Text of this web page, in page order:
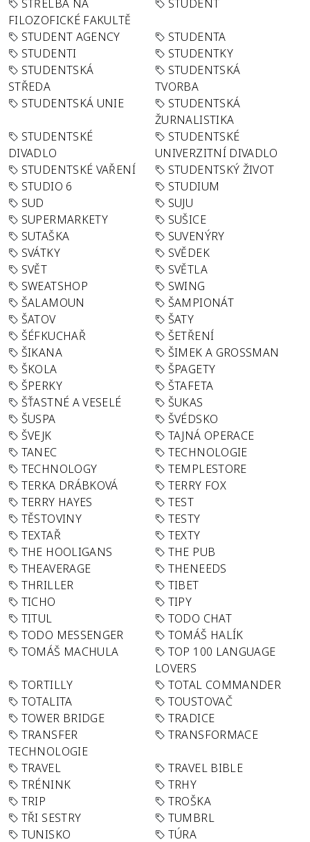
STŘELBA NA
FILOZOFICKÉ FAKULTĚ
STUDENT
STUDENT AGENCY
STUDENTA
STUDENTI
STUDENTKY
STUDENTSKÁ
STŘEDA
STUDENTSKÁ
TVORBA
STUDENTSKÁ UNIE
STUDENTSKÁ
ŽURNALISTIKA
STUDENTSKÉ
DIVADLO
STUDENTSKÉ
UNIVERZITNÍ DIVADLO
STUDENTSKÉ VAŘENÍ
STUDENTSKÝ ŽIVOT
STUDIO 6
STUDIUM
SUD
SUJU
SUPERMARKETY
SUŠICE
SUTAŠKA
SUVENÝRY
SVÁTKY
SVĚDEK
SVĚT
SVĚTLA
SWEATSHOP
SWING
ŠALAMOUN
ŠAMPIONÁT
ŠATOV
ŠATY
ŠÉFKUCHAŘ
ŠETŘENÍ
ŠIKANA
ŠIMEK A GROSSMAN
ŠKOLA
ŠPAGETY
ŠPERKY
ŠTAFETA
ŠŤASTNÉ A VESELÉ
ŠUKAS
ŠUSPA
ŠVÉDSKO
ŠVEJK
TAJNÁ OPERACE
TANEC
TECHNOLOGIE
TECHNOLOGY
TEMPLESTORE
TERKA DRÁBKOVÁ
TERRY FOX
TERRY HAYES
TEST
TĚSTOVINY
TESTY
TEXTAŘ
TEXTY
THE HOOLIGANS
THE PUB
THEAVERAGE
THENEEDS
THRILLER
TIBET
TICHO
TIPY
TITUL
TODO CHAT
TODO MESSENGER
TOMÁŠ HALÍK
TOMÁŠ MACHULA
TOP 100 LANGUAGE
LOVERS
TORTILLY
TOTAL COMMANDER
TOTALITA
TOUSTOVAČ
TOWER BRIDGE
TRADICE
TRANSFER
TECHNOLOGIE
TRANSFORMACE
TRAVEL
TRAVEL BIBLE
TRÉNINK
TRHY
TRIP
TROŠKA
TŘI SESTRY
TUMBRL
TUNISKO
TÚRA